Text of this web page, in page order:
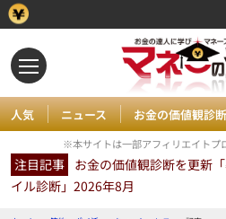
人気 ニュース お金の価値観診断
※本サイトは一部アフィリエイトプ
注目記事 お金の価値観診断を更新
イル診断」2026年8月